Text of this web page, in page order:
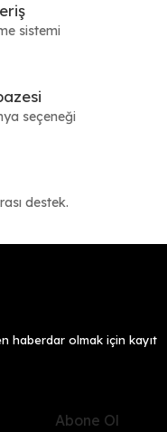
kullanılabilen
kategorisini ziyaret
sistemi
seçeneği
destek.
haberdar olmak için kayıt
Abone Ol